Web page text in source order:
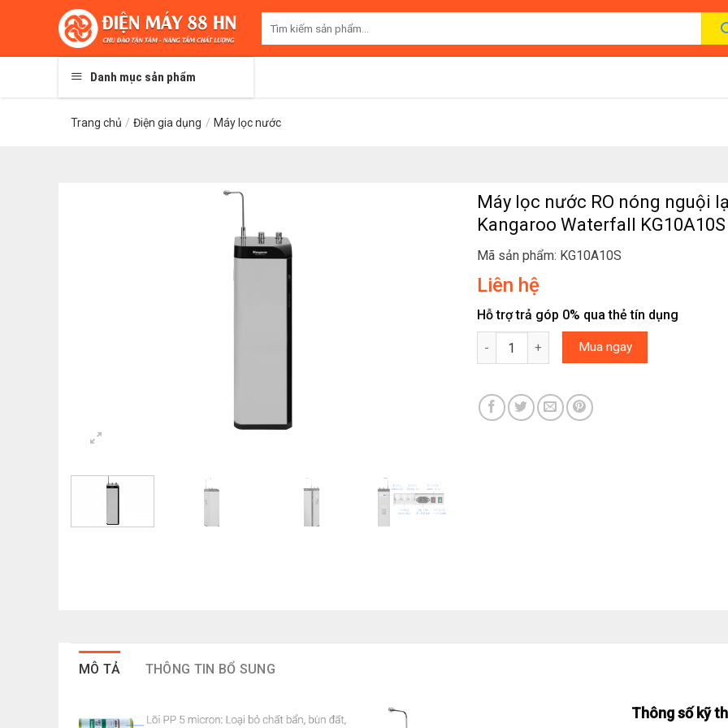
kiếm:
Danh mục sản phẩm
Trang chủ / Điện gia dụng / Máy lọc nước
Máy lọc nước RO nóng nguội
Kangaroo Waterfall
Mã sản phẩm: KG10A10S
Liên hệ
Hỗ trợ trả góp 0% qua thẻ tín dụng
Máy lọc nước RO nóng nguội lạnh Kangaroo
Mua ngay
MÔ TẢ THÔNG TIN BỔ SUNG
Thông số kỹ